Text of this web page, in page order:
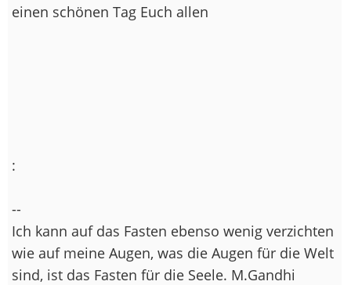
einen schönen Tag Euch allen
:
--
Ich kann auf das Fasten ebenso wenig verzichten
wie auf meine Augen, was die Augen für die Welt
sind, ist das Fasten für die Seele. M.Gandhi